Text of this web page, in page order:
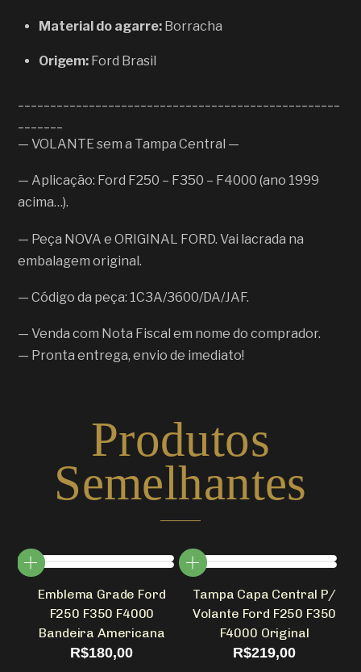
Material do agarre: Borracha
Origem: Ford Brasil
— VOLANTE sem a Tampa Central —
— Aplicação: Ford F250 – F350 – F4000 (ano 1999
acima…).
— Peça NOVA e ORIGINAL FORD. Vai lacrada na
embalagem original.
— Código da peça: 1C3A/3600/DA/JAF.
— Venda com Nota Fiscal em nome do comprador.
— Pronta entrega, envio de imediato!
Produtos
Semelhantes
Emblema Grade Ford
F250 F350 F4000
Bandeira Americana
R$180,00
Tampa Capa Central P/
Volante Ford F250 F350
F4000 Original
R$219,00